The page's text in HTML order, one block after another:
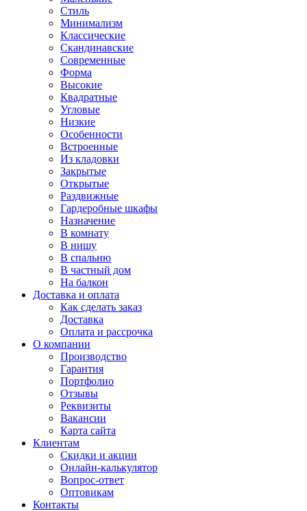
Стиль
Минимализм
Классические
Скандинавские
Современные
Форма
Высокие
Квадратные
Угловые
Низкие
Особенности
Встроенные
Из кладовки
Закрытые
Открытые
Раздвижные
Гардеробные шкафы
Назначение
В комнату
В нишу
В спальню
В частный дом
На балкон
Доставка и оплата
Как сделать заказ
Доставка
Оплата и рассрочка
О компании
Производство
Гарантия
Портфолио
Отзывы
Реквизиты
Вакансии
Карта сайта
Клиентам
Скидки и акции
Онлайн-калькулятор
Вопрос-ответ
Оптовикам
Контакты